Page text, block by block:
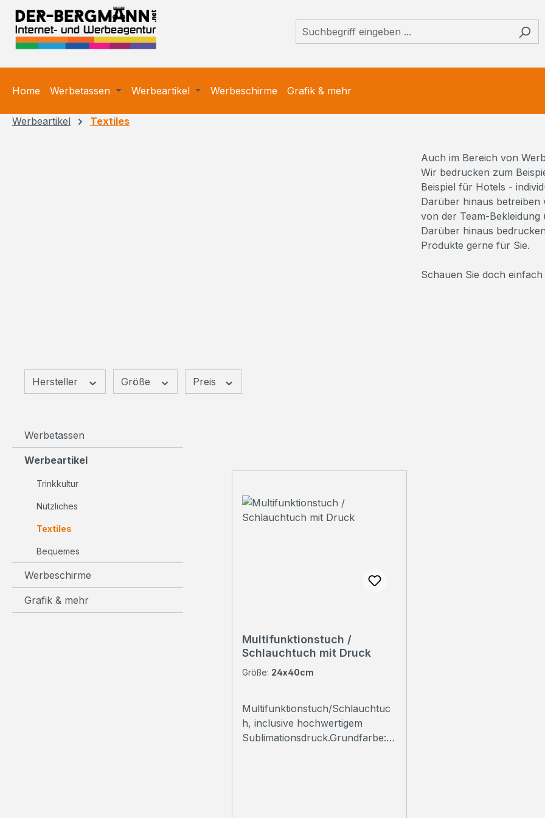
Hauptinhalt springen
Zur Suche springen
Zur Hauptnavigation springen
Home Werbetassen Werbeartikel Werbeschirme Grafik & mehr
Werbeartikel Textiles
Auch im Bereich von
Wir bedrucken zum
Beispiel für Hotels -
Darüber hinaus betreiben
von der Team-
Darüber hinaus
Produkte gerne für Sie.
Schauen Sie doch einfach
Hersteller Größe Preis
Werbetassen
Werbeartikel
Trinkkultur
Nützliches
Textiles
Bequemes
Werbeschirme
Grafik & mehr
Multifunktionstuch /
Schlauchtuch mit Druck
Größe: 24x40cm
Multifunktionstuch/Schlauchtuc
h, inclusive hochwertigem
Sublimationsdruck.Grundfarbe: